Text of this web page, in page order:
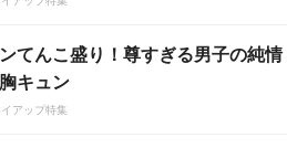
てんこ盛り！尊すぎる男子の純情
キュン
アップ特集